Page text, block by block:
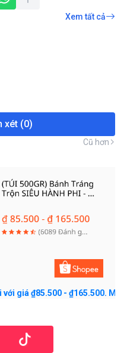
Xem tất cả
xét (0)
Cũ hơn
- ₫165.500. Mua ngay